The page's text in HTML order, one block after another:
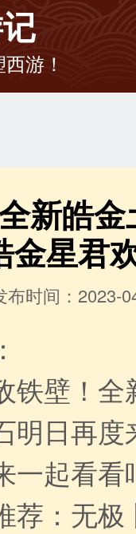
游！
新皓
金星君
布时间：2023-
铁壁！
日再度
一起看看
荐：无